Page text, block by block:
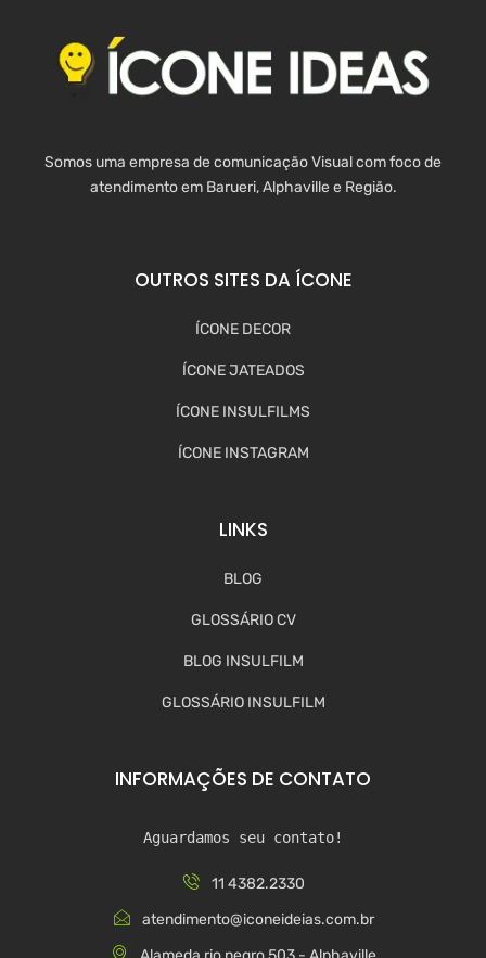
Somos uma empresa de comunicação Visual com foco de
atendimento em Barueri, Alphaville e Região.
OUTROS SITES DA ÍCONE
ÍCONE DECOR
ÍCONE JATEADOS
ÍCONE INSULFILMS
ÍCONE INSTAGRAM
LINKS
BLOG
GLOSSÁRIO CV
BLOG INSULFILM
GLOSSÁRIO INSULFILM
INFORMAÇÕES DE CONTATO
Aguardamos seu contato!
11 4382.2330
atendimento@iconeideias.com.br